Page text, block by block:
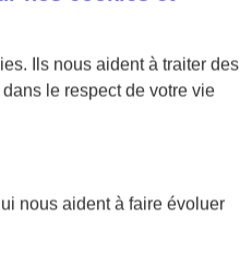
dont
. Ils nous aident à traiter des
le respect de votre vie
nous aident à faire évoluer